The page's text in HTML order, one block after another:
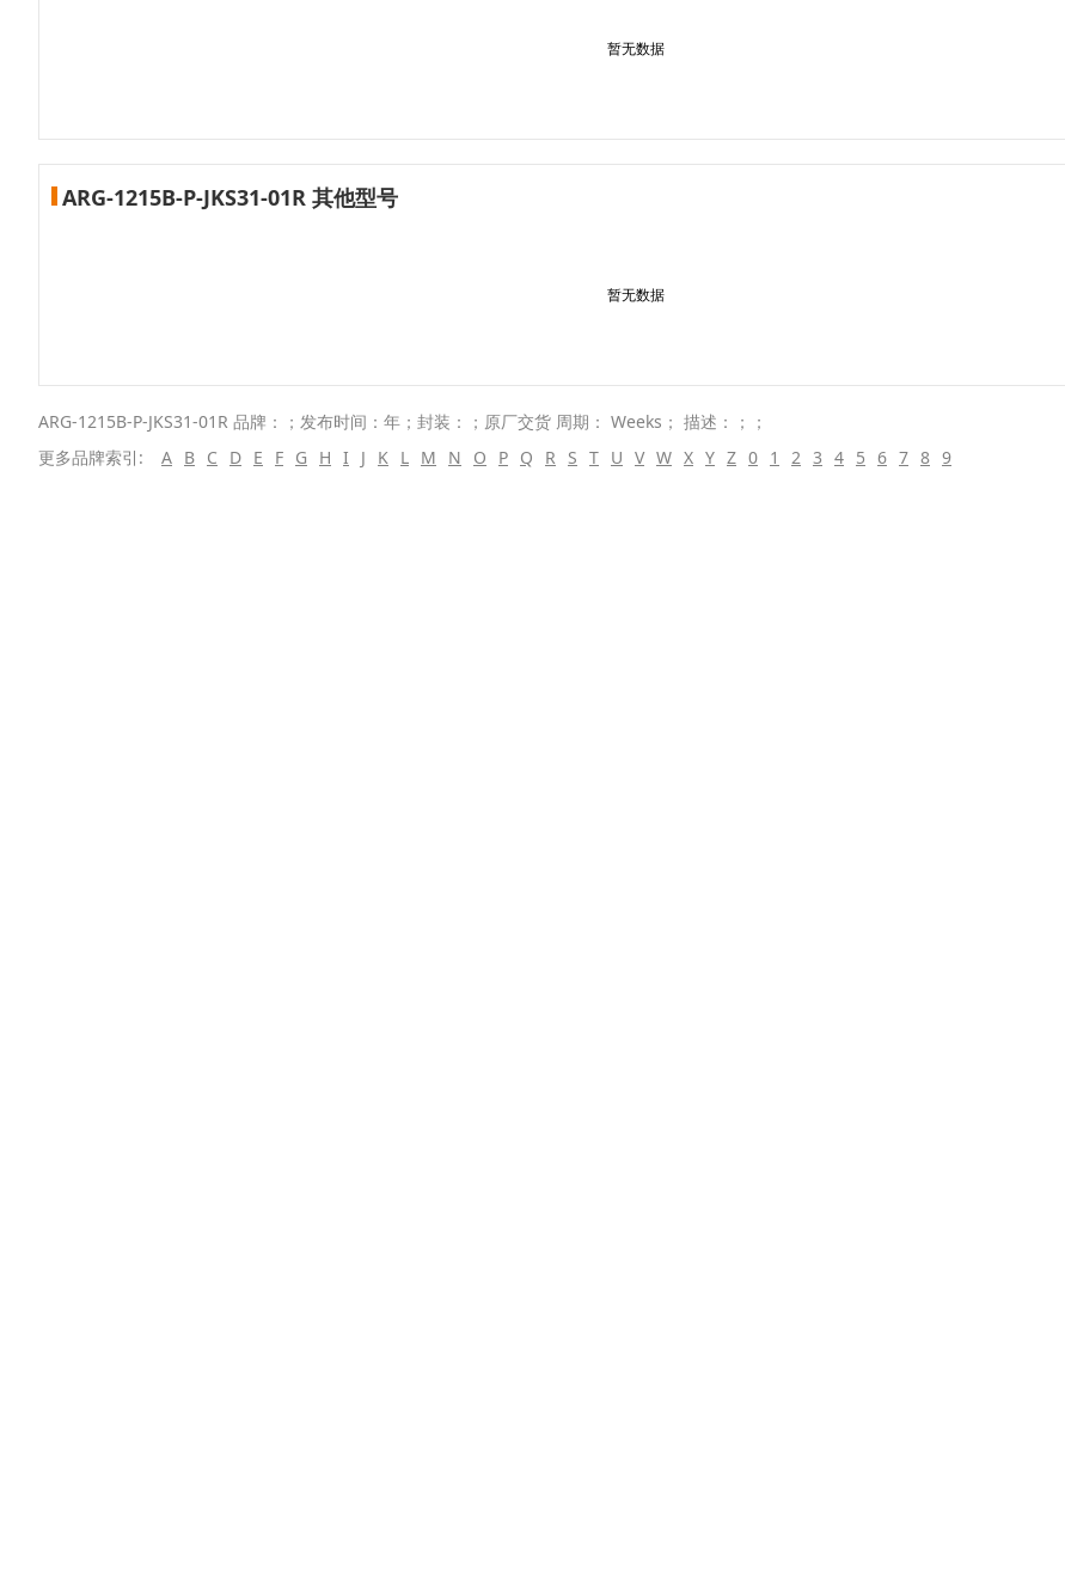
暂无数据
ARG-1215B-P-JKS31-01R 其他型号
暂无数据
ARG-1215B-P-JKS31-01R 品牌：；发布时间：年；封装：；原厂交货 周期： Weeks； 描述：；；
更多品牌索引:
A B C D E F G H I J K L M N O P Q R S T U V W X Y Z 0 1 2 3 4 5 6 7 8 9